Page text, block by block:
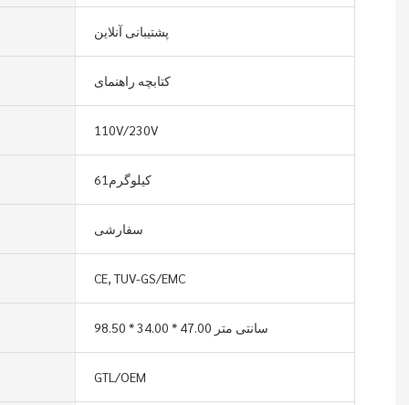
پشتیبانی آنلاین
کتابچه راهنمای
110V/230V
کیلوگرم61
سفارشی
CE, TUV-GS/EMC
98.50 * 34.00 * 47.00 سانتی متر
GTL/OEM